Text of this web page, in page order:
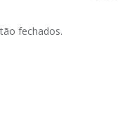
fechados.